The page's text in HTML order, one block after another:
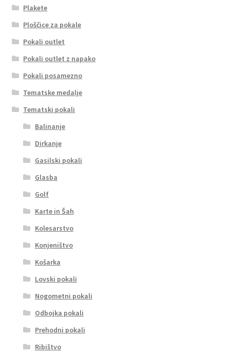
Plakete
Ploščice za pokale
Pokali outlet
Pokali outlet z napako
Pokali posamezno
Tematske medalje
Tematski pokali
Balinanje
Dirkanje
Gasilski pokali
Glasba
Golf
Karte in Šah
Kolesarstvo
Konjeništvo
Košarka
Lovski pokali
Nogometni pokali
Odbojka pokali
Prehodni pokali
Ribištvo